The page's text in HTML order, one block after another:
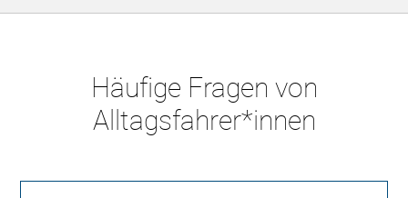
Häufige Fragen von
Alltagsfahrer*innen